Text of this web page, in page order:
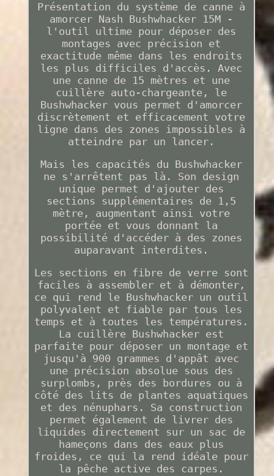
Présentation du système de canne à
amorcer Nash Bushwhacker 15M -
l'outil ultime pour déposer des
montages avec précision et
exactitude même dans les endroits
les plus difficiles d'accès. Avec
une canne de 15 mètres et une
cuillère auto-chargeante, le
Bushwhacker vous permet d'amorcer
discrètement et efficacement votre
ligne dans des zones impossibles à
atteindre par un lancer.
Mais les capacités du Bushwhacker
ne s'arrêtent pas là. Son design
unique permet d'ajouter des
sections supplémentaires de 1,5
mètre, augmentant ainsi votre
portée et vous donnant la
possibilité d'accéder à des zones
auparavant interdites.
Les sections en fibre de verre sont
faciles à assembler et à démonter,
ce qui rend le Bushwhacker un outil
polyvalent et fiable par tous les
temps et à toutes les températures.
La cuillère Bushwhacker est
parfaite pour déposer un montage et
jusqu'à 900 grammes d'appât avec
une précision absolue sous des
surplombs, près des bordures ou à
côté des lits de plantes aquatiques
et des nénuphars. Sa construction
permet également de livrer des
liquides directement sur un sac de
hameçons dans des eaux plus
froides, ce qui la rend idéale pour
la pêche active des carpes.